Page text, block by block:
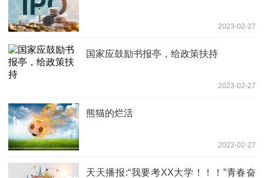
2023-02-27
国家应鼓励书报亭，给政策扶持
2023-02-27
熊猫的烂活
2023-02-27
天天播报:“我要考XX大学！！！”青春奋